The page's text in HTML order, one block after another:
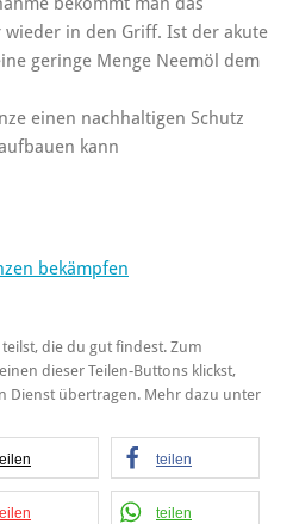
in den Griff. Ist der akute
geringe Menge Neemöl dem
einen nachhaltigen Schutz
kann
bekämpfen
die du gut findest. Zum
dieser Teilen-Buttons klickst,
Dienst übertragen. Mehr dazu unter
teilen
teilen